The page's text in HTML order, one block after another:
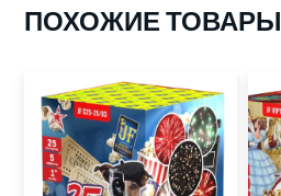
ПОХОЖИЕ ТОВАРЫ